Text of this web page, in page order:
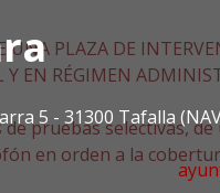
5 - 31300 Tafalla
UNA PLAZA DE
Y EN RÉGIMEN
pruebas selectivas,
en orden a la